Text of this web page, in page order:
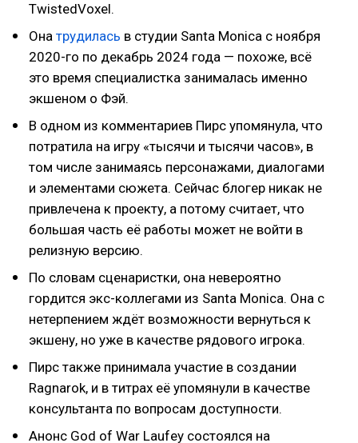
TwistedVoxel.
Она трудилась в студии Santa Monica с ноября
2020-го по декабрь 2024 года — похоже, всё
это время специалистка занималась именно
экшеном о Фэй.
В одном из комментариев Пирс упомянула, что
потратила на игру «тысячи и тысячи часов», в
том числе занимаясь персонажами, диалогами
и элементами сюжета. Сейчас блогер никак не
привлечена к проекту, а потому считает, что
большая часть её работы может не войти в
релизную версию.
По словам сценаристки, она невероятно
гордится экс-коллегами из Santa Monica. Она с
нетерпением ждёт возможности вернуться к
экшену, но уже в качестве рядового игрока.
Пирс также принимала участие в создании
Ragnarok, и в титрах её упомянули в качестве
консультанта по вопросам доступности.
Анонс God of War Laufey состоялся на